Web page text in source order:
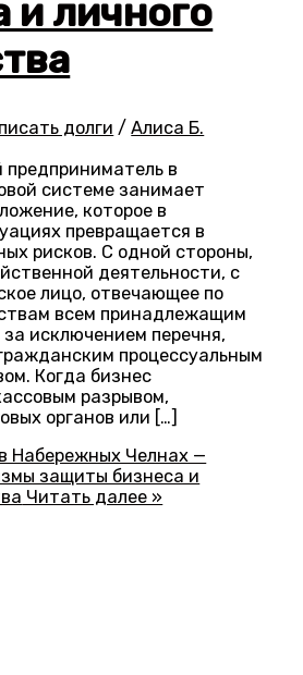
и личного
долги /Алиса Б.
в
системе занимает
которое в
превращается в
рисков. С одной стороны,
деятельности, с
лицо, отвечающее по
всем принадлежащим
исключением перечня,
процессуальным
Когда бизнес
разрывом,
органов или […]
Набережных Челнах —
защиты бизнеса и
Читать далее »